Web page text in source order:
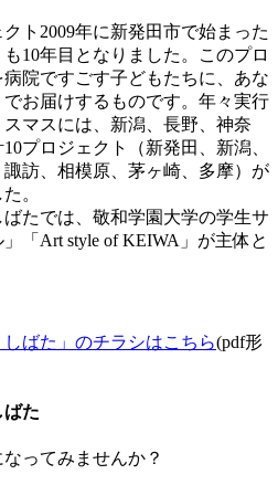
2009年に新発田市で始まった
10年目となりました。このプロ
院ですごす子どもたちに、あな
お届けするものです。年々実行
マスには、新潟、長野、神奈
プロジェクト（新発田、新潟、
訪、相模原、茅ヶ崎、多摩）が
。
たでは、敬和学園大学の学生サ
「Art style of KEIWA」が主体と
しばた」のチラシはこちら(pdf形
た
ってみませんか？